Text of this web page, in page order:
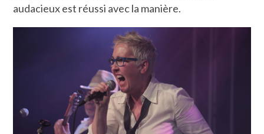
audacieux est réussi avec la manière.